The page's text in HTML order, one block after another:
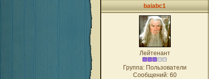
baiabc1
Лейтенант
Группа: Пользователи
Сообщений: 60